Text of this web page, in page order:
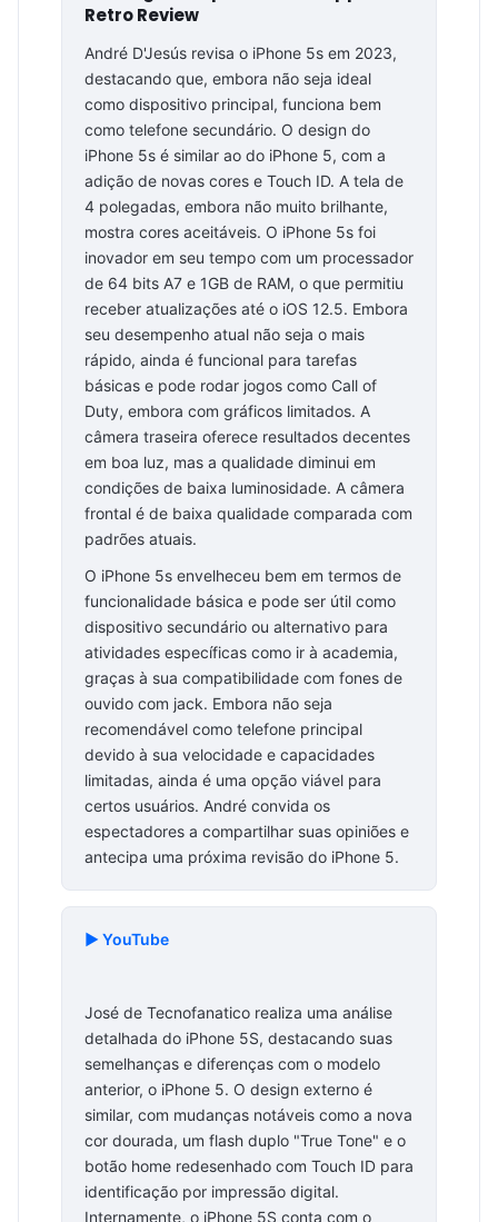
Retro Review
André D'Jesús revisa o iPhone 5s em 2023,
destacando que, embora não seja ideal
como dispositivo principal, funciona bem
como telefone secundário. O design do
iPhone 5s é similar ao do iPhone 5, com a
adição de novas cores e Touch ID. A tela de
4 polegadas, embora não muito brilhante,
mostra cores aceitáveis. O iPhone 5s foi
inovador em seu tempo com um processador
de 64 bits A7 e 1GB de RAM, o que permitiu
receber atualizações até o iOS 12.5. Embora
seu desempenho atual não seja o mais
rápido, ainda é funcional para tarefas
básicas e pode rodar jogos como Call of
Duty, embora com gráficos limitados. A
câmera traseira oferece resultados decentes
em boa luz, mas a qualidade diminui em
condições de baixa luminosidade. A câmera
frontal é de baixa qualidade comparada com
padrões atuais.
O iPhone 5s envelheceu bem em termos de
funcionalidade básica e pode ser útil como
dispositivo secundário ou alternativo para
atividades específicas como ir à academia,
graças à sua compatibilidade com fones de
ouvido com jack. Embora não seja
recomendável como telefone principal
devido à sua velocidade e capacidades
limitadas, ainda é uma opção viável para
certos usuários. André convida os
espectadores a compartilhar suas opiniões e
antecipa uma próxima revisão do iPhone 5.
▶️ YouTube
José de Tecnofanatico realiza uma análise
detalhada do iPhone 5S, destacando suas
semelhanças e diferenças com o modelo
anterior, o iPhone 5. O design externo é
similar, com mudanças notáveis como a nova
cor dourada, um flash duplo "True Tone" e o
botão home redesenhado com Touch ID para
identificação por impressão digital.
Internamente, o iPhone 5S conta com o